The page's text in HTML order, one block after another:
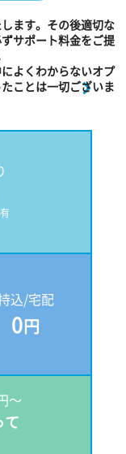
ます。その後適切な
サポート料金をご提
よくわからないオプ
ことは一切ございま
込/宅配
0円
～
て